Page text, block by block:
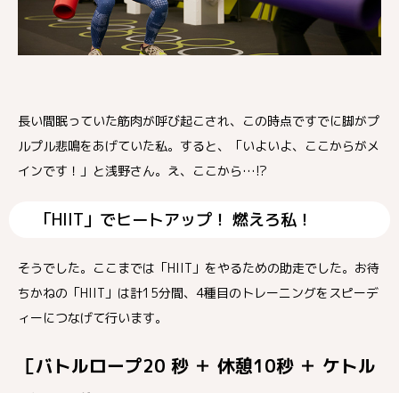
長い間眠っていた筋肉が呼び起こされ、この時点ですでに脚がプ
ルプル悲鳴をあげていた私。すると、「いよいよ、ここからがメ
インです！」と浅野さん。え、ここから…!?
「HIIT」でヒートアップ！ 燃えろ私！
そうでした。ここまでは「HIIT」をやるための助走でした。お待
ちかねの「HIIT」は計15分間、4種目のトレーニングをスピーデ
ィーにつなげて行います。
［バトルロープ20 秒 ＋ 休憩10秒 ＋ ケトル